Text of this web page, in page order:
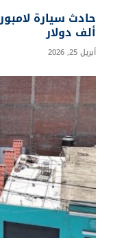
ألف دولار
أبريل 25, 2026